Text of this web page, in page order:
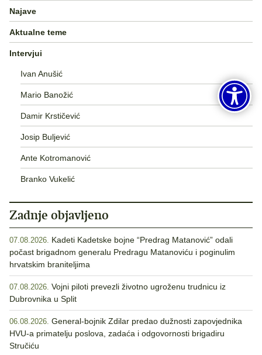
Najave
Aktualne teme
Intervjui
Ivan Anušić
Mario Banožić
Damir Krstičević
Josip Buljević
Ante Kotromanović
Branko Vukelić
Zadnje objavljeno
07.08.2026. Kadeti Kadetske bojne “Predrag Matanović” odali
počast brigadnom generalu Predragu Matanoviću i poginulim
hrvatskim braniteljima
07.08.2026. Vojni piloti prevezli životno ugroženu trudnicu iz
Dubrovnika u Split
06.08.2026. General-bojnik Zdilar predao dužnosti zapovjednika
HVU-a primatelju poslova, zadaća i odgovornosti brigadiru
Stručiću